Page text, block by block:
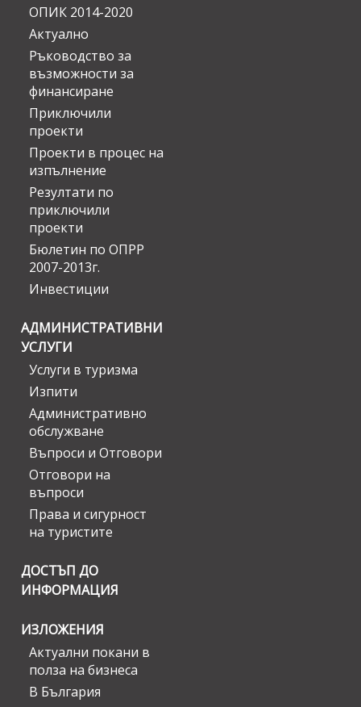
ОПИК 2014-2020
Актуално
Ръководство за
възможности за
финансиране
Приключили
проекти
Проекти в процес на
изпълнение
Резултати по
приключили
проекти
Бюлетин по ОПРР
2007-2013г.
Инвестиции
АДМИНИСТРАТИВНИ
УСЛУГИ
Услуги в туризма
Изпити
Административно
обслужване
Въпроси и Отговори
Отговори на
въпроси
Права и сигурност
на туристите
ДОСТЪП ДО
ИНФОРМАЦИЯ
ИЗЛОЖЕНИЯ
Актуални покани в
полза на бизнеса
В България